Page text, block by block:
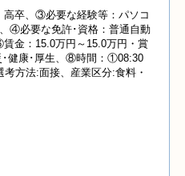
卒、③必要な経験等：パソコ
④必要な免許･資格：普通自動
金：15.0万円～15.0万円・賞
健康･厚生、⑧時間：①08:30
方法:面接、産業区分:食料・